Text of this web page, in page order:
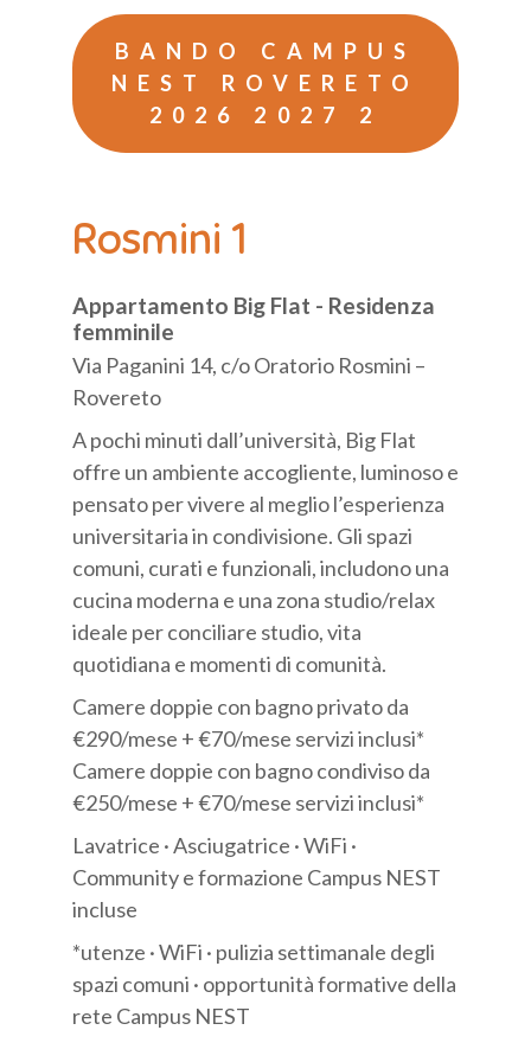
BANDO CAMPUS
NEST ROVERETO
2026 2027 2
Rosmini 1
Appartamento Big Flat - Residenza
femminile
Via Paganini 14, c/o Oratorio Rosmini –
Rovereto
A pochi minuti dall’università, Big Flat
offre un ambiente accogliente, luminoso e
pensato per vivere al meglio l’esperienza
universitaria in condivisione. Gli spazi
comuni, curati e funzionali, includono una
cucina moderna e una zona studio/relax
ideale per conciliare studio, vita
quotidiana e momenti di comunità.
Camere doppie con bagno privato da
€290/mese + €70/mese servizi inclusi*
Camere doppie con bagno condiviso da
€250/mese + €70/mese servizi inclusi*
Lavatrice · Asciugatrice · WiFi ·
Community e formazione Campus NEST
incluse
*utenze · WiFi · pulizia settimanale degli
spazi comuni · opportunità formative della
rete Campus NEST